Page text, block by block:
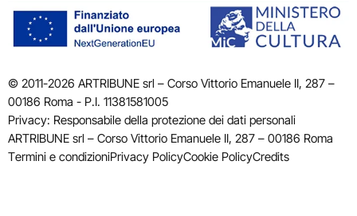
© 2011-2026 ARTRIBUNE srl – Corso Vittorio Emanuele II, 287 –
00186 Roma - P.I. 11381581005
Privacy: Responsabile della protezione dei dati personali
ARTRIBUNE srl – Corso Vittorio Emanuele II, 287 – 00186 Roma
Termini e condizioniPrivacy PolicyCookie PolicyCredits